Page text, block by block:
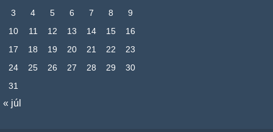
3
4 5 6 7 8
9
10
11 12 13 14 15
16
17
18 19 20 21 22
23
24
25 26 27 28 29
30
31
« júl